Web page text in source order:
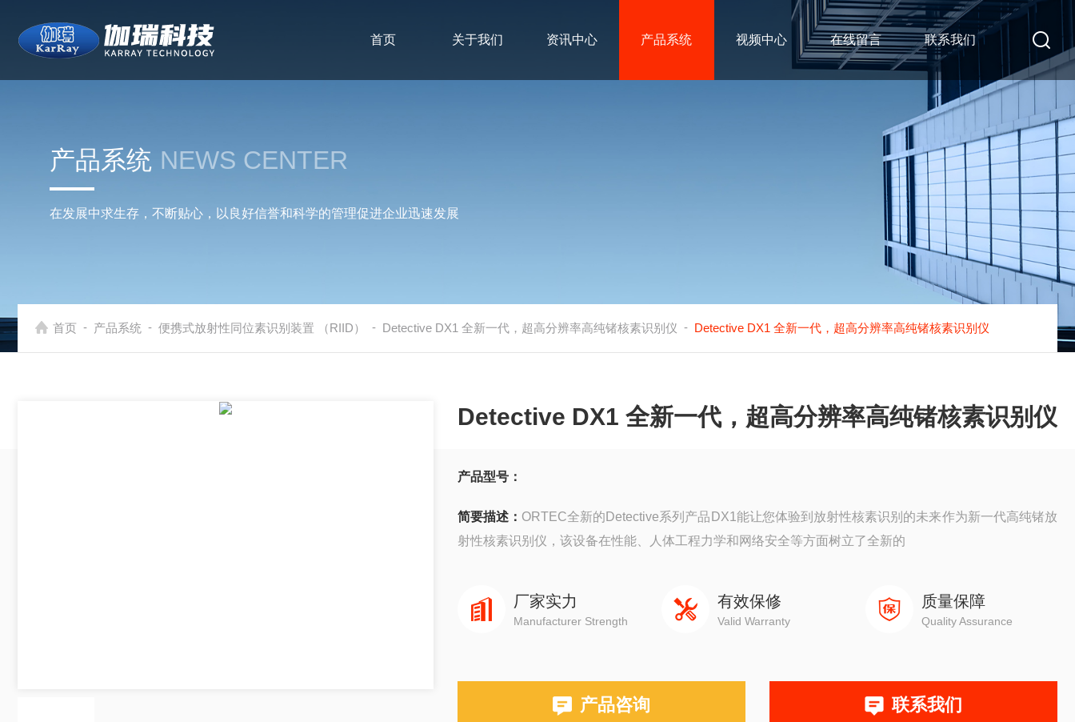
首页 关于我们 资讯中心 产品系统 视频中心 在线留言 联系我们
产品系统 NEWS CENTER
在发展中求生存，不断贴心，以良好信誉和科学的管理促进企业迅速发展
首页 - 产品系统 - 便携式放射性同位素识别装置 （RIID） - Detective DX1 全新一代，超高分辨率高纯锗核素识别仪 - Detective DX1 全新一代，超高分辨率高纯锗核素识别仪
Detective DX1 全新一代，超高分辨率高纯锗核素识别仪
产品型号：
简要描述： ORTEC全新的Detective系列产品DX1能让您体验到放射性核素识别的未来作为新一代高纯锗放
射性核素识别仪，该设备在性能、人体工程力学和网络安全等方面树立了全新的
厂家实力
Manufacturer Strength
有效保修
Valid Warranty
质量保障
Quality Assurance
产品咨询 联系我们